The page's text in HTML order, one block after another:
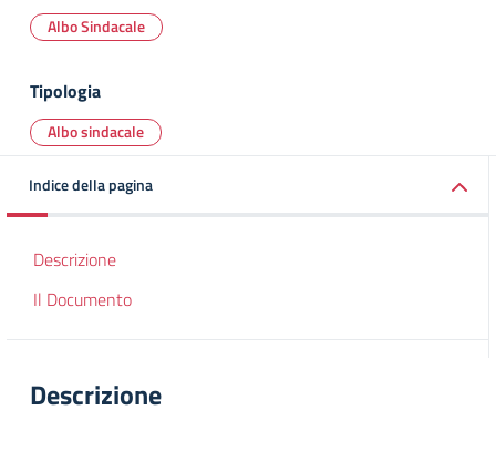
Albo Sindacale
Tipologia
Albo sindacale
Indice della pagina
Descrizione
Il Documento
Descrizione